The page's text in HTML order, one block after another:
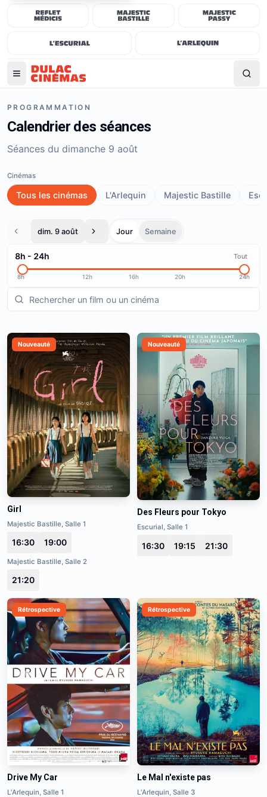
PROGRAMMATION
Calendrier des séances
Séances du dimanche 9 août
dim. 9 août Jour Semaine
8h - 24h Tout
8h 12h 16h 20h 24h
Cinémas
Tous les cinémas L'Arlequin Majestic Bastille
Nouveauté
Girl
Majestic Bastille, Salle 1
16:30 19:00
Majestic Bastille, Salle 2
21:20
Nouveauté
Des Fleurs pour Tokyo
Escurial, Salle 1
16:30 19:15 21:30
Rétrospective
Drive My Car
L'Arlequin, Salle 1
Rétrospective
Le Mal n'existe pas
L'Arlequin, Salle 3